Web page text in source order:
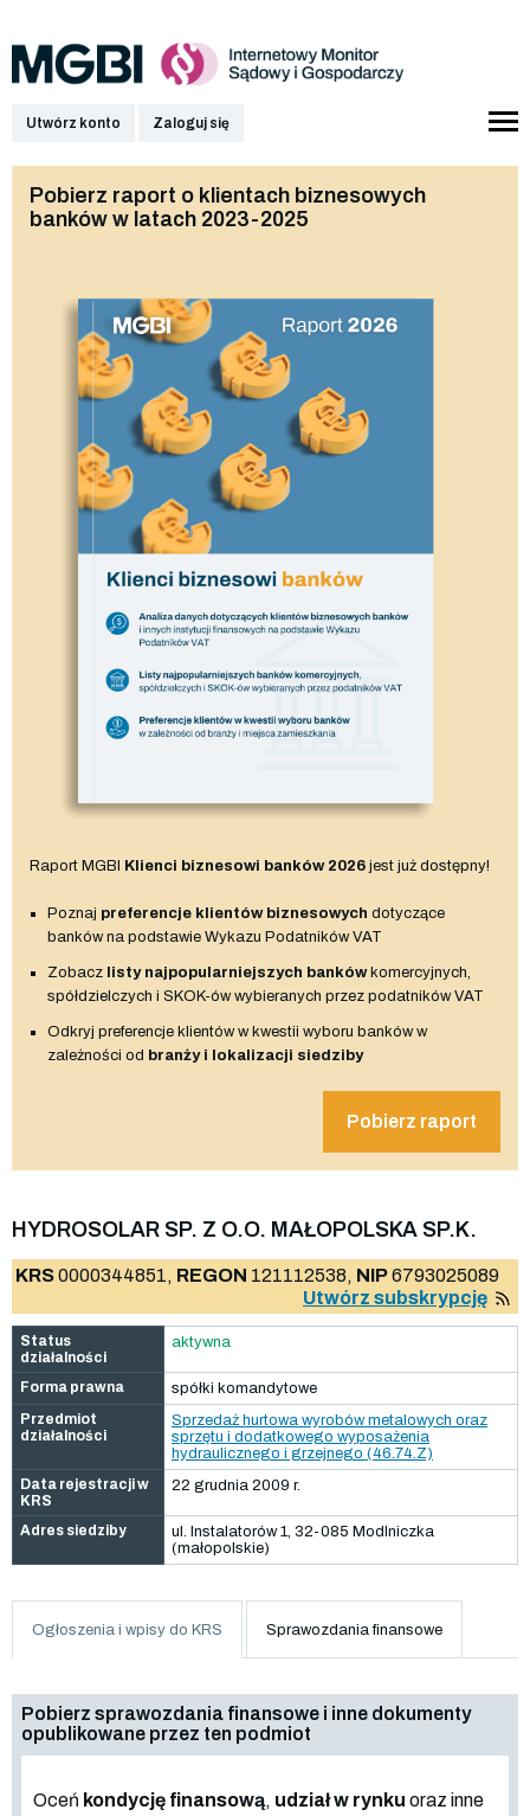
Utwórz konto Zaloguj się
Pobierz raport o klientach biznesowych
banków w latach 2023-2025
Raport MGBI Klienci biznesowi banków 2026 jest już dostępny!
Poznaj preferencje klientów biznesowych dotyczące
banków na podstawie Wykazu Podatników VAT
Zobacz listy najpopularniejszych bankówkomercyjnych,
spółdzielczych i SKOK-ów wybieranych przez podatników VAT
Odkryj preferencje klientów w kwestii wyboru banków w
zależności od branży i lokalizacji siedziby
Pobierz raport
HYDROSOLAR SP. Z O.O. MAŁOPOLSKA SP.K.
KRS0000344851, REGON 121112538, NIP6793025089
Utwórz subskrypcję
Status
działalności
aktywna
Forma prawna
spółki komandytowe
Przedmiot
działalności
Sprzedaż hurtowa wyrobów metalowych oraz
sprzętu i dodatkowego wyposażenia
hydraulicznego i grzejnego (46.74.Z)
Data rejestracji w
KRS
22 grudnia 2009 r.
Adres siedziby
ul. Instalatorów 1, 32-085 Modlniczka
(małopolskie)
Ogłoszenia i wpisy do KRS Sprawozdania finansowe
Pobierz sprawozdania finansowe i inne dokumenty
opublikowane przez ten podmiot
Oceń kondycję finansową, udział w rynku oraz inne